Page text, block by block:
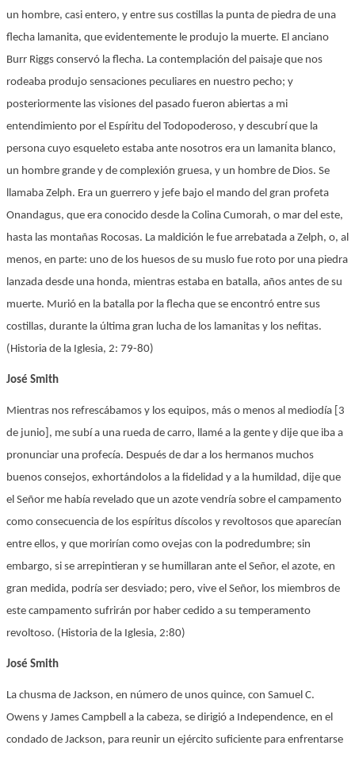
un hombre, casi entero, y entre sus costillas la punta de piedra de una
flecha lamanita, que evidentemente le produjo la muerte. El anciano
Burr Riggs conservó la flecha. La contemplación del paisaje que nos
rodeaba produjo sensaciones peculiares en nuestro pecho; y
posteriormente las visiones del pasado fueron abiertas a mi
entendimiento por el Espíritu del Todopoderoso, y descubrí que la
persona cuyo esqueleto estaba ante nosotros era un lamanita blanco,
un hombre grande y de complexión gruesa, y un hombre de Dios. Se
llamaba Zelph. Era un guerrero y jefe bajo el mando del gran profeta
Onandagus, que era conocido desde la Colina Cumorah, o mar del este,
hasta las montañas Rocosas. La maldición le fue arrebatada a Zelph, o, al
menos, en parte: uno de los huesos de su muslo fue roto por una piedra
lanzada desde una honda, mientras estaba en batalla, años antes de su
muerte. Murió en la batalla por la flecha que se encontró entre sus
costillas, durante la última gran lucha de los lamanitas y los nefitas.
(Historia de la Iglesia, 2: 79-80)
José Smith
Mientras nos refrescábamos y los equipos, más o menos al mediodía [3
de junio], me subí a una rueda de carro, llamé a la gente y dije que iba a
pronunciar una profecía. Después de dar a los hermanos muchos
buenos consejos, exhortándolos a la fidelidad y a la humildad, dije que
el Señor me había revelado que un azote vendría sobre el campamento
como consecuencia de los espíritus díscolos y revoltosos que aparecían
entre ellos, y que morirían como ovejas con la podredumbre; sin
embargo, si se arrepintieran y se humillaran ante el Señor, el azote, en
gran medida, podría ser desviado; pero, vive el Señor, los miembros de
este campamento sufrirán por haber cedido a su temperamento
revoltoso. (Historia de la Iglesia, 2:80)
José Smith
La chusma de Jackson, en número de unos quince, con Samuel C.
Owens y James Campbell a la cabeza, se dirigió a Independence, en el
condado de Jackson, para reunir un ejército suficiente para enfrentarse